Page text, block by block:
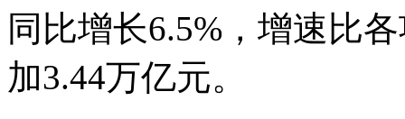
同比增长6.5%，增速比
加3.44万亿元。